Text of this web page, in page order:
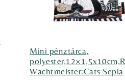
Mini pénztárca,
Wachtmeister:Cats Sepia